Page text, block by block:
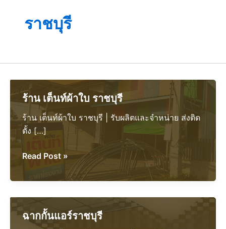
ราชบุรี
ร้าน เต็นท์ผ้าใบ ราชบุรี
ร้าน เต็นท์ผ้าใบ ราชบุรี | รับผลิตและจำหน่าย ส่งติด
ตั้ง […]
ร้าน
ผ้าใบ
ราชบุรี
Read Post »
ฉากกั้นแอร์ราชบุรี